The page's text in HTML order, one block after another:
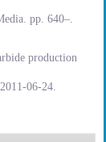
pp. 640–.
production
06-24.